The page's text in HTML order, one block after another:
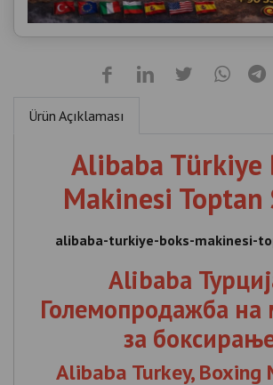
Ürün Açıklaması
Alibaba Türkiye
Makinesi Toptan
alibaba-turkiye-boks-makinesi-
Alibaba
Големопродажба
за
Alibaba Turkey, Boxing